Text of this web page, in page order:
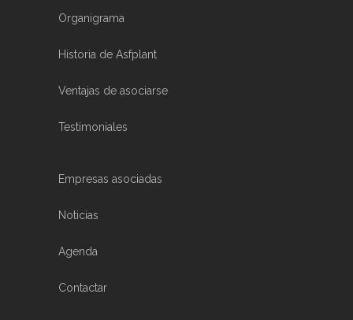
Organigrama
Historia de Asfplant
Ventajas de asociarse
Testimoniales
Empresas asociadas
Noticias
Agenda
Contactar